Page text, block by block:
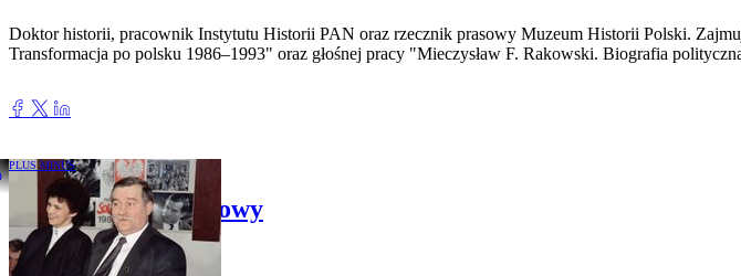
Doktor historii, pracownik Instytutu Historii PAN oraz rzecznik prasowy Muzeum Historii Polski.
Transformacja po polsku 1986–1993" oraz głośnej pracy "Mieczysław F. Rakowski. Biografia
PLUS MINUS
1990. Język odbudowy